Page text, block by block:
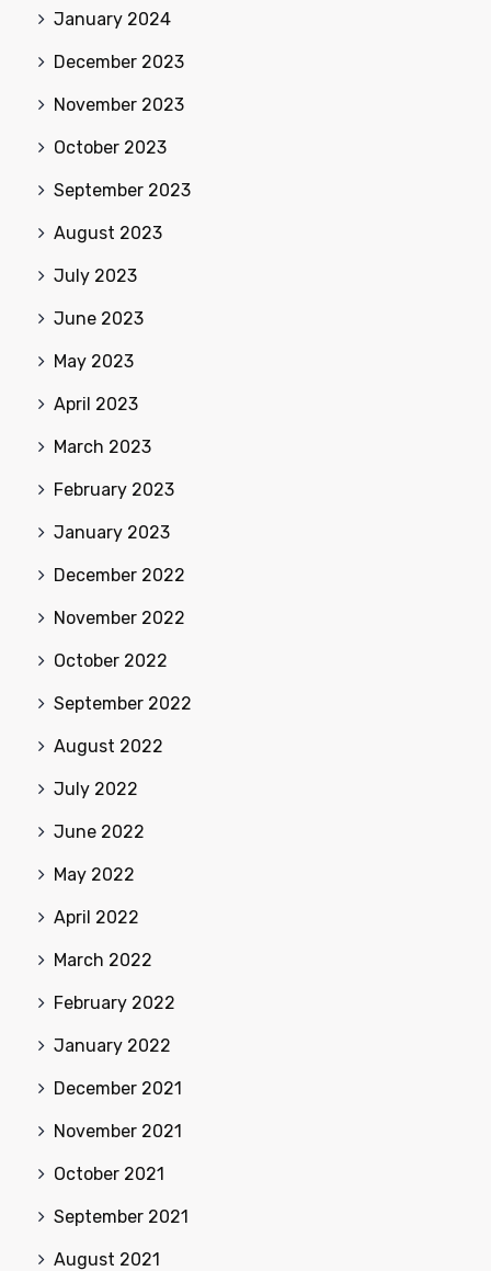
January 2024
December 2023
November 2023
October 2023
September 2023
August 2023
July 2023
June 2023
May 2023
April 2023
March 2023
February 2023
January 2023
December 2022
November 2022
October 2022
September 2022
August 2022
July 2022
June 2022
May 2022
April 2022
March 2022
February 2022
January 2022
December 2021
November 2021
October 2021
September 2021
August 2021